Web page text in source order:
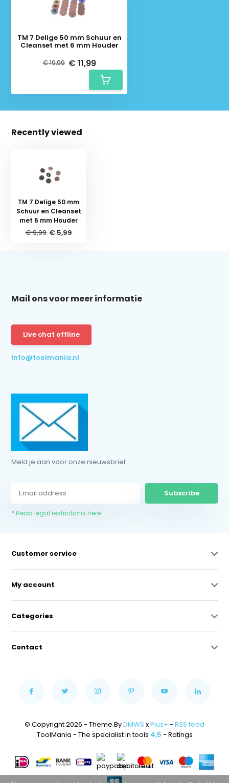
TM 7 Delige 50 mm Schuur en
Cleanset met 6 mm Houder
€ 19,99 € 11,99
Recently viewed
TM 7 Delige 50 mm
Schuur en Cleanset
met 6 mm Houder
€ 9,99 € 5,99
Mail ons voor meer informatie
Live chat offline
Info@toolmania.nl
Meld je aan voor onze nieuwsbrief
Subscribe
* Read legal restrictions here
Customer service
My account
Categories
Contact
© Copyright 2026 - Theme ByDMWS xPlus+ - RSS feed
ToolMania - The specialist in tools 4,5 - Ratings